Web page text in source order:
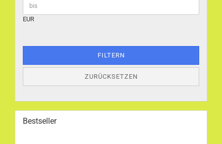
EUR
FILTERN
ZURÜCKSETZEN
Bestseller